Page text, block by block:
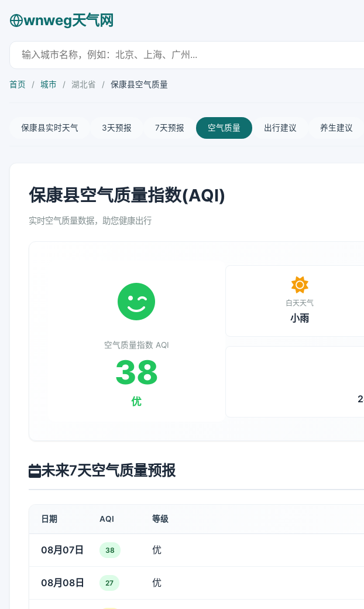
wnweg天气网
首页 / 城市 / 湖北省 / 保康县空气质量
保康县实时天气 3天预报 7天预报 空气质量 出行建议 养生建议
保康县空气质量指数(AQI)
实时空气质量数据，助您健康出行
空气质量指数 AQI
38
优
白天天气
小雨
未来7天空气质量预报
日期 AQI 等级
08月07日 38 优
08月08日 27 优